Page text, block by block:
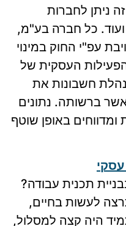
ניתן לחברות
כל חברה בע"מ,
עפ"י החוק במינוי
העסקית של
חשבונות את
ברשותה. נתונים
ומדווחים באופן שוטף
תכנית עבודה?
לעשות בחיים,
היה קצה למסלול,